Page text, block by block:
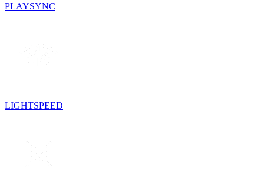
PLAYSYNC
LIGHTSPEED